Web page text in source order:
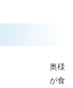
奥様
が食